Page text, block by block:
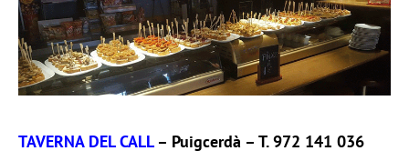
TAVERNA DEL CALL– Puigcerdà – T. 972 141 036